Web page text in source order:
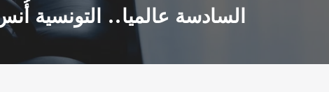
السادسة عالميا.. التونسية